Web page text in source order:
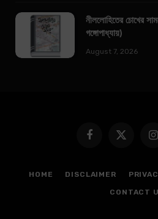
নীললোহিতের চোখের
গঙ্গোপাধ্যায়)
August 7, 2026
Facebook
X
HOME DISCLAIMER
CONTACT